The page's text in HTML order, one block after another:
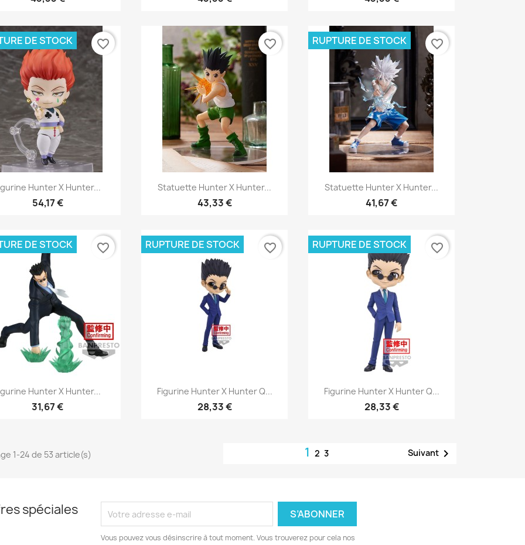
Aperçu rapide
Hunter X Hunter...
54,17 €
DE STOCK favorite_border
Aperçu rapide
Statuette Hunter X Hunter...
43,33 €
favorite_border
Aperçu rapide
Statuette Hunter X Hunter...
41,67 €
RUPTURE DE STOCK favorite_border
Aperçu rapide
Hunter X Hunter...
31,67 €
DE STOCK favorite_border
Aperçu rapide
Figurine Hunter X Hunter Q...
28,33 €
RUPTURE DE STOCK favorite_border
Aperçu rapide
Figurine Hunter X Hunter Q...
28,33 €
RUPTURE DE STOCK favorite_border
1-24 de 53 article(s) 123 Suivant
spéciales
Vous pouvez vous désinscrire à tout moment. Vous trouverez pour cela nos